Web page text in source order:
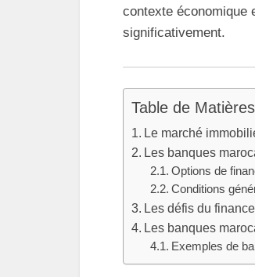
contexte économique
significativement.
Table de Matières
Le marché
Les banques
Options de
Conditions
Les défis du
Les banques
Exemples de